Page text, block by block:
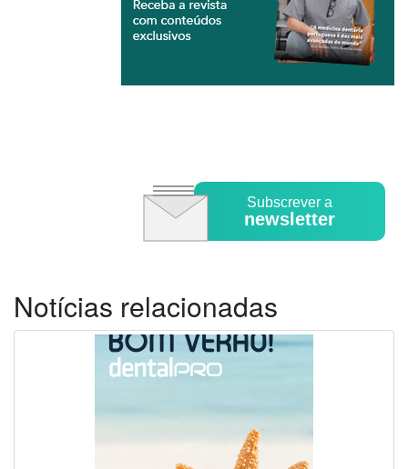
Subscrever a
newsletter
Notícias relacionadas